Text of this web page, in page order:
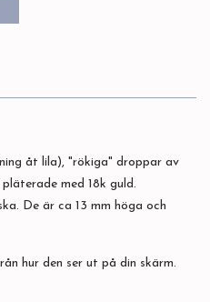
åt lila), "rökiga" droppar av
med 18k guld.
De är ca 13 mm höga och
hur den ser ut på din skärm.